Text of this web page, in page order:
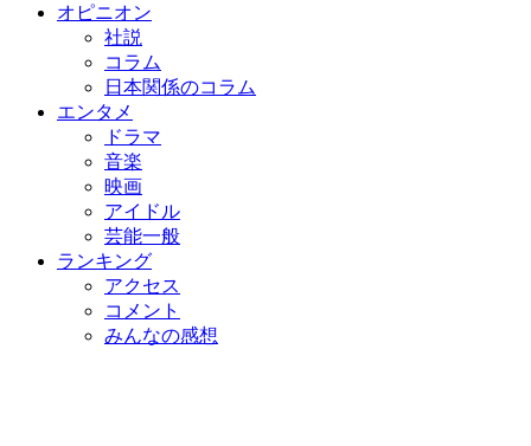
オピニオン
社説
コラム
日本関係のコラム
エンタメ
ドラマ
音楽
映画
アイドル
芸能一般
ランキング
アクセス
コメント
みんなの感想